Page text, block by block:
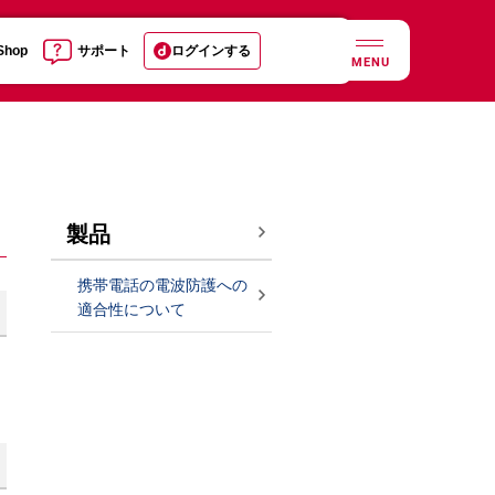
サポート ログインする
MENU
製品
携帯電話の電波防護への
適合性について